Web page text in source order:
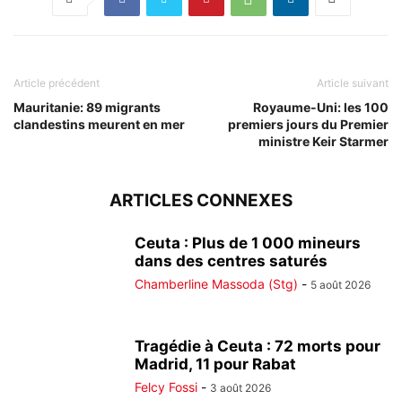
Article précédent
Mauritanie: 89 migrants
clandestins meurent en mer
Article suivant
Royaume-Uni: les 100
premiers jours du Premier
ministre Keir Starmer
ARTICLES CONNEXES
Ceuta : Plus de 1 000 mineurs
dans des centres saturés
Chamberline Massoda (Stg) - 5 août 2026
Tragédie à Ceuta : 72 morts pour
Madrid, 11 pour Rabat
Felcy Fossi - 3 août 2026